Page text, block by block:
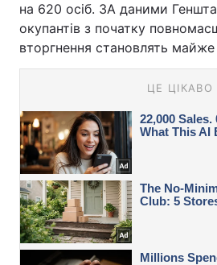
на 620 осіб. ЗА даними
окупантів з початку
вторгнення становлять майже